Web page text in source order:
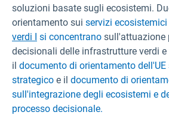
soluzioni basate sugli ecosistemi.
orientamento sui servizi ecosistemici
verdi I si concentrano sull'attuazione
decisionali delle infrastrutture verdi e
il documento di orientamento
strategico e il documento di
sull'integrazione degli ecosistemi e
processo decisionale.